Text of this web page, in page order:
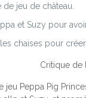
jeu de château.
et Suzy pour
chaises pour
Peppa Pig